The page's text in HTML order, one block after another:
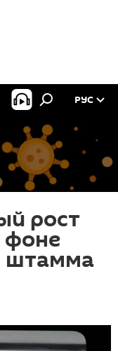
РУС
рост
фоне
штамма